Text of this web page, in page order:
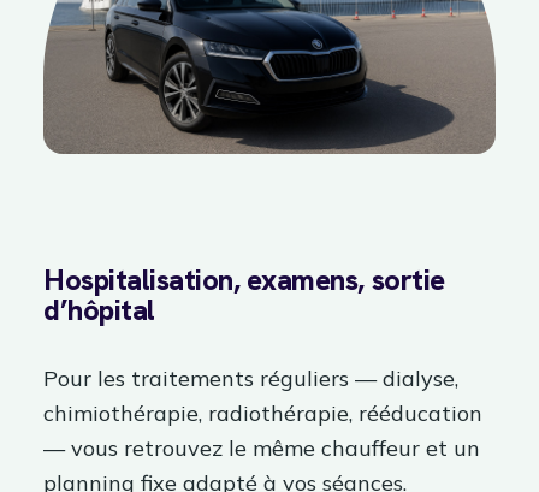
Hospitalisation, examens, sortie
d’hôpital
Pour les traitements réguliers — dialyse,
chimiothérapie, radiothérapie, rééducation
— vous retrouvez le même chauffeur et un
planning fixe adapté à vos séances.